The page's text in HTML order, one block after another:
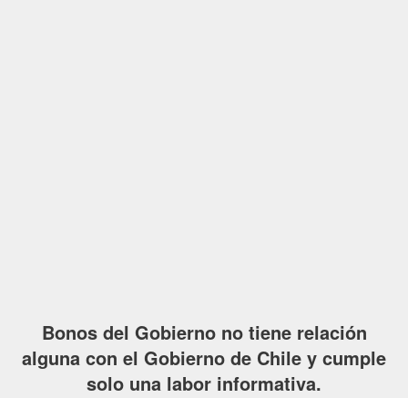
Bonos del Gobierno no tiene relación
alguna con el Gobierno de Chile y cumple
solo una labor informativa.